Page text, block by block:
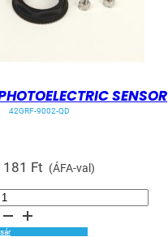
SENSOR
42GRF-9002-QD
Ft (ÁFA-val)
9000
PHOTOELECTRIC
SENSOR